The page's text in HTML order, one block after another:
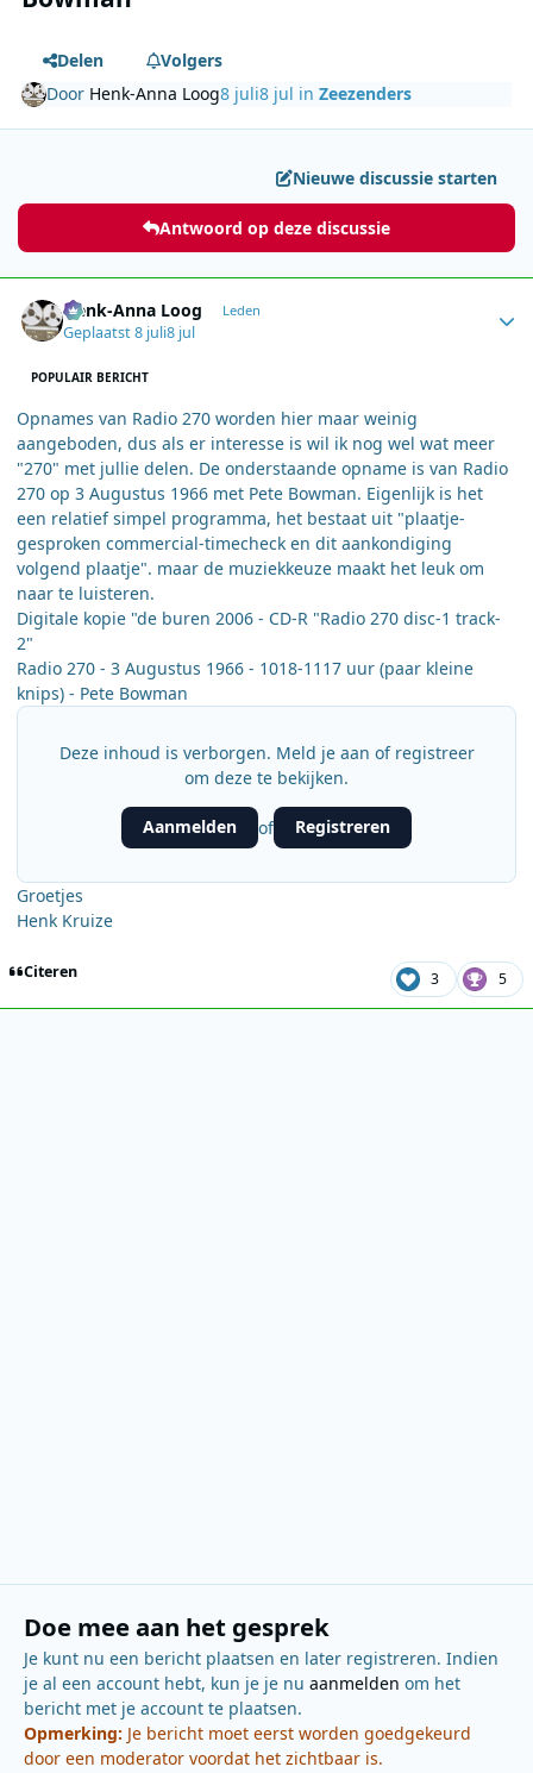
Delen
Volgers
Door Henk-Anna Loog8 juli8 jul inZeezenders
Nieuwe discussie starten
Antwoord op deze discussie
Henk-Anna Loog Leden
Geplaatst8 juli8 jul
POPULAIR BERICHT
Opnames van Radio 270 worden hier maar weinig
aangeboden, dus als er interesse is wil ik nog wel wat meer
"270" met jullie delen. De onderstaande opname is van Radio
270 op 3 Augustus 1966 met Pete Bowman. Eigenlijk is het
een relatief simpel programma, het bestaat uit "plaatje-
gesproken commercial-timecheck en dit aankondiging
volgend plaatje". maar de muziekkeuze maakt het leuk om
naar te luisteren.
Digitale kopie "de buren 2006 - CD-R "Radio 270 disc-1 track-
2"
Radio 270 - 3 Augustus 1966 - 1018-1117 uur (paar kleine
knips) - Pete Bowman
Deze inhoud is verborgen. Meld je aan of registreer
om deze te bekijken.
Aanmelden of Registreren
Groetjes
Henk Kruize
Citeren 3 5
Doe mee aan het gesprek
Je kunt nu een bericht plaatsen en later registreren. Indien
je al een account hebt, kun je je nu aanmelden om het
bericht met je account te plaatsen.
Opmerking: Je bericht moet eerst worden goedgekeurd
door een moderator voordat het zichtbaar is.